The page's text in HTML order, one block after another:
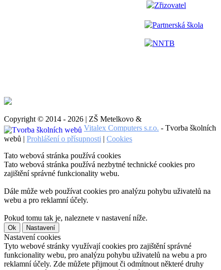
Zřizovatel
Partnerská škola
NNTB
Copyright © 2014 - 2026 | ZŠ Metelkovo &
Vitalex Computers s.r.o. - Tvorba školních
webů | Prohlášení o přísupnosti | Cookies
Tato webová stránka používá cookies
Tato webová stránka používá nezbytné technické cookies pro
zajištění správné funkcionality webu.
Dále může web používat cookies pro analýzu pohybu uživatelů na
webu a pro reklamní účely.
Pokud tomu tak je, naleznete v nastavení níže.
Ok Nastavení
Nastavení cookies
Tyto webové stránky využívají cookies pro zajištění správné
funkcionality webu, pro analýzu pohybu uživatelů na webu a pro
reklamní účely. Zde můžete přijmout či odmítnout některé druhy